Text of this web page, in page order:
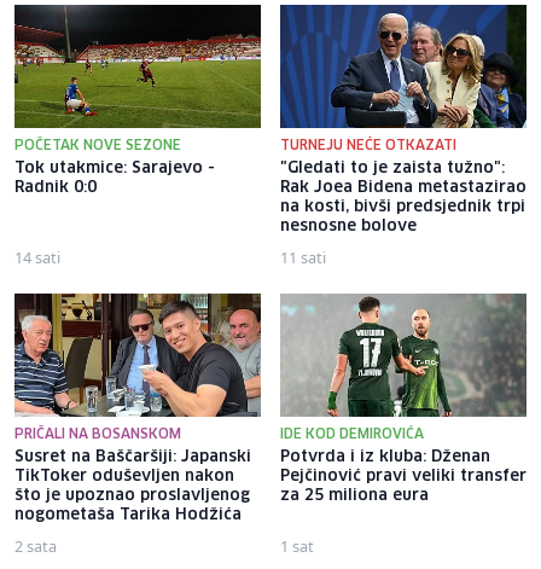
POČETAK NOVE SEZONE
Tok utakmice: Sarajevo -
Radnik 0:0
14 sati
TURNEJU NEĆE OTKAZATI
"Gledati to je zaista tužno":
Rak Joea Bidena metastazirao
na kosti, bivši predsjednik trpi
nesnosne bolove
11 sati
PRIČALI NA BOSANSKOM
Susret na Baščaršiji: Japanski
TikToker oduševljen nakon
što je upoznao proslavljenog
nogometaša Tarika Hodžića
2 sata
IDE KOD DEMIROVIĆA
Potvrda i iz kluba: Dženan
Pejčinović pravi veliki transfer
za 25 miliona eura
1 sat